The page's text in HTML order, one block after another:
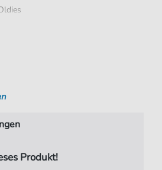
Dur
,
Produkt!